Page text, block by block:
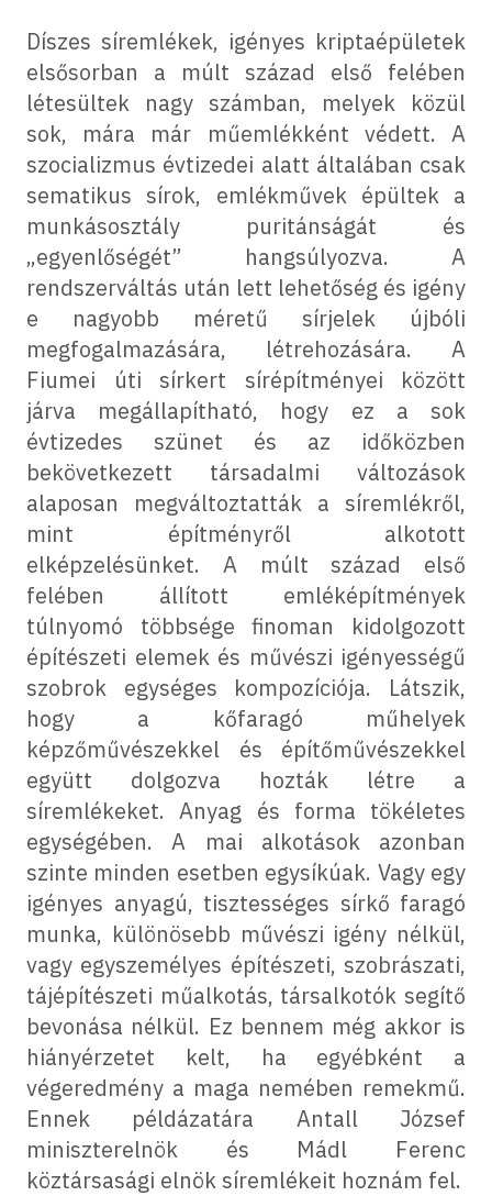
Díszes síremlékek, igényes kriptaépületek
elsősorban a múlt század első felében
létesültek nagy számban, melyek közül
sok, mára már műemlékként védett. A
szocializmus évtizedei alatt általában csak
sematikus sírok, emlékművek épültek a
munkásosztály puritánságát és
„egyenlőségét” hangsúlyozva. A
rendszerváltás után lett lehetőség és igény
e nagyobb méretű sírjelek újbóli
megfogalmazására, létrehozására. A
Fiumei úti sírkert sírépítményei között
járva megállapítható, hogy ez a sok
évtizedes szünet és az időközben
bekövetkezett társadalmi változások
alaposan megváltoztatták a síremlékről,
mint építményről alkotott
elképzelésünket. A múlt század első
felében állított emléképítmények
túlnyomó többsége finoman kidolgozott
építészeti elemek és művészi igényességű
szobrok egységes kompozíciója. Látszik,
hogy a kőfaragó műhelyek
képzőművészekkel és építőművészekkel
együtt dolgozva hozták létre a
síremlékeket. Anyag és forma tökéletes
egységében. A mai alkotások azonban
szinte minden esetben egysíkúak. Vagy egy
igényes anyagú, tisztességes sírkő faragó
munka, különösebb művészi igény nélkül,
vagy egyszemélyes építészeti, szobrászati,
tájépítészeti műalkotás, társalkotók segítő
bevonása nélkül. Ez bennem még akkor is
hiányérzetet kelt, ha egyébként a
végeredmény a maga nemében remekmű.
Ennek példázatára Antall József
miniszterelnök és Mádl Ferenc
köztársasági elnök síremlékeit hoznám fel.